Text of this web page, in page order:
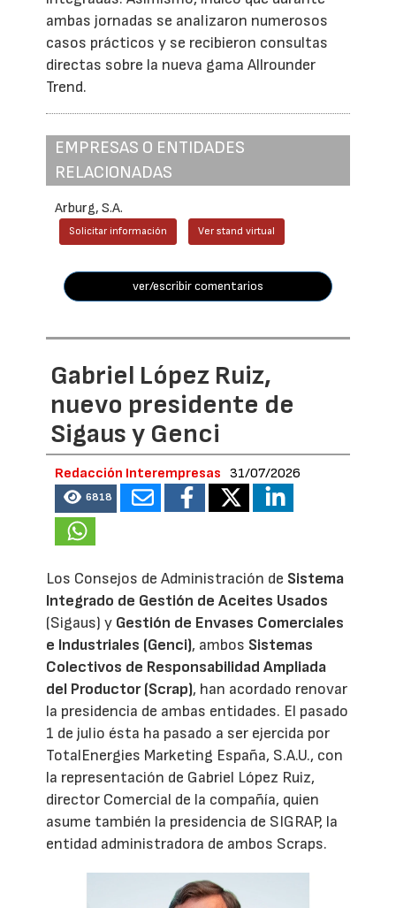
ambas jornadas se analizaron numerosos
casos prácticos y se recibieron consultas
directas sobre la nueva gama Allrounder
Trend.
EMPRESAS O ENTIDADES
RELACIONADAS
Arburg, S.A.
Solicitar información Ver stand virtual
ver/escribir comentarios
Gabriel López Ruiz,
nuevo presidente de
Sigaus y Genci
Redacción Interempresas 31/07/2026
6818
Los Consejos de Administración de Sistema
Integrado de Gestión de Aceites Usados
(Sigaus) y Gestión de Envases Comerciales
e Industriales (Genci), ambos Sistemas
Colectivos de Responsabilidad Ampliada
del Productor (Scrap), han acordado renovar
la presidencia de ambas entidades. El pasado
1 de julio ésta ha pasado a ser ejercida por
TotalEnergies Marketing España, S.A.U., con
la representación de Gabriel López Ruiz,
director Comercial de la compañía, quien
asume también la presidencia de SIGRAP, la
entidad administradora de ambos Scraps.